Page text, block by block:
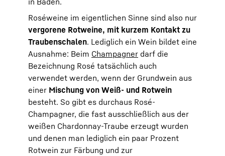
Roséweine im eigentlichen Sinne sind also nur
vergorene Rotweine, mit kurzem Kontakt zu
Traubenschalen. Lediglich ein Wein bildet eine
Ausnahme: Beim Champagner darf die
Bezeichnung Rosé tatsächlich auch
verwendet werden, wenn der Grundwein aus
einer Mischung von Weiß- und Rotwein
besteht. So gibt es durchaus Rosé-
Champagner, die fast ausschließlich aus der
weißen Chardonnay-Traube erzeugt wurden
und denen man lediglich ein paar Prozent
Rotwein zur Färbung und zur